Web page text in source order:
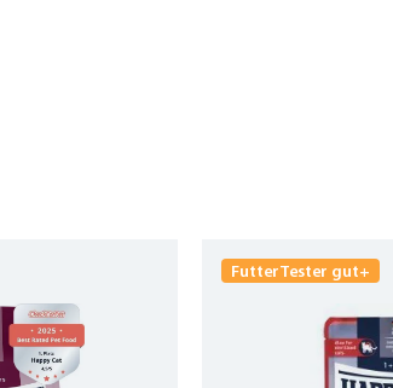
FutterTester gut+